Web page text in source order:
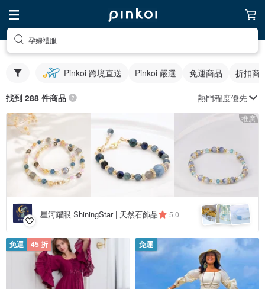
孕婦禮服
Pinkoi 跨境直送 Pinkoi 嚴選 免運商品 折扣商
找到 288 件商品 熱門程度優先
推廣
星河耀眼 ShiningStar | 天然石飾品 5.0
免運 45 折 免運